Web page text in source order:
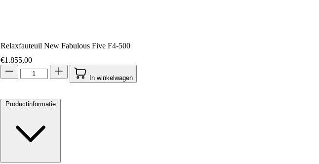
Relaxfauteuil New Fabulous Five F4-500
€1.855,00
In winkelwagen
Productinformatie